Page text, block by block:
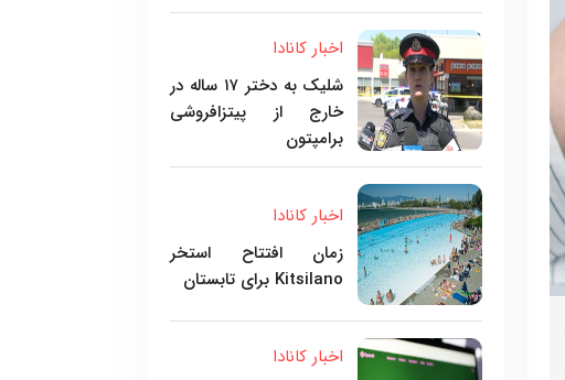
اخبار کانادا
شلیک به دختر ۱۷ ساله در
خارج از پیتزافروشی
برامپتون
اخبار کانادا
زمان افتتاح استخر
Kitsilano برای تابستان
اخبار کانادا